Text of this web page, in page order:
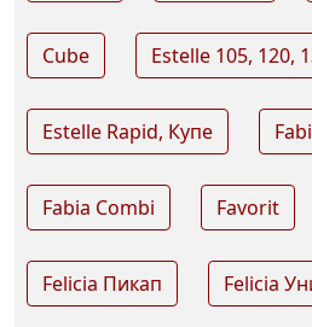
Cube Estelle 105, 120,
Estelle Rapid, Купе
Fabia Combi Favorit
Felicia Пикап Felicia